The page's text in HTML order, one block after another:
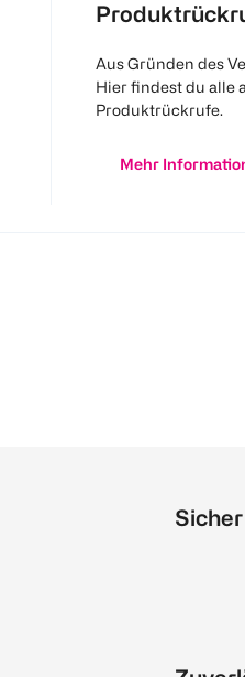
Aus Gründen des
Hier findest du alle
Produktrückrufe.
Mehr